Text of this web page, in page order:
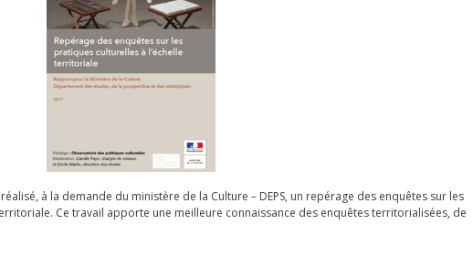
à la demande du ministère de la Culture – DEPS, un repérage des enquêtes sur les
Ce travail apporte une meilleure connaissance des enquêtes territorialisées, de